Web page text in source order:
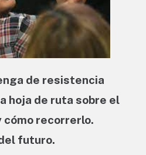
de resistencia
hoja de ruta sobre el
cómo recorrerlo.
futuro.